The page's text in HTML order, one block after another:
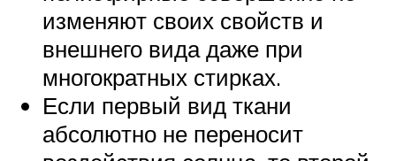
изменяют своих свойств и
внешнего вида даже при
многократных стирках.
Если первый вид ткани
абсолютно не переносит